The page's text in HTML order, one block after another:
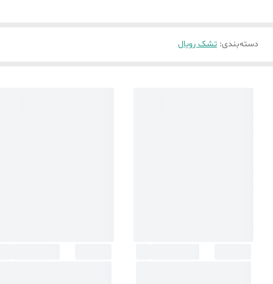
دسته‌بندی: تشک رویال